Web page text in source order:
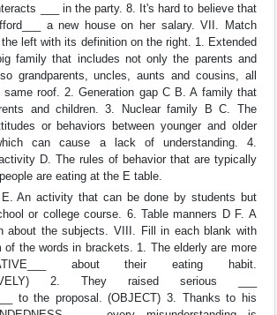
___ in the party. 8. It's hard to believe that
a new house on her salary. VII. Match
left with its definition on the right. 1. Extended
family that includes not only the parents and
grandparents, uncles, aunts and cousins, all
same roof. 2. Generation gap C B. A family that
and children. 3. Nuclear family B C. The
or behaviors between younger and older
can cause a lack of understanding. 4.
D. The rules of behavior that are typically
are eating at the E table.
An activity that can be done by students but
or college course. 6. Table manners D F. A
about the subjects. VIII. Fill in each blank with
of the words in brackets. 1. The elderly are more
about their eating habit.
2. They raised serious ___
to the proposal. (OBJECT) 3. Thanks to his